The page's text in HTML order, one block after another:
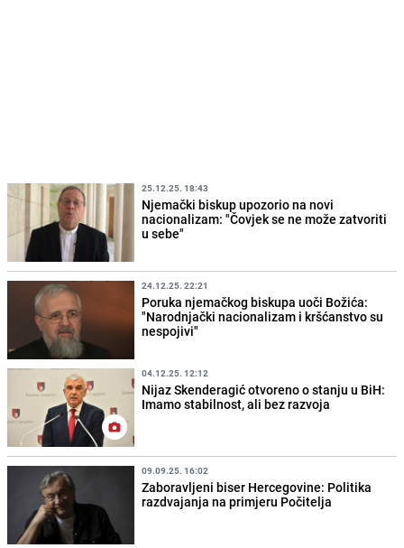
25.12.25. 18:43
Njemački biskup upozorio na novi
nacionalizam: "Čovjek se ne može zatvoriti
u sebe"
24.12.25. 22:21
Poruka njemačkog biskupa uoči Božića:
"Narodnjački nacionalizam i kršćanstvo su
nespojivi"
04.12.25. 12:12
Nijaz Skenderagić otvoreno o stanju u BiH:
Imamo stabilnost, ali bez razvoja
09.09.25. 16:02
Zaboravljeni biser Hercegovine: Politika
razdvajanja na primjeru Počitelja